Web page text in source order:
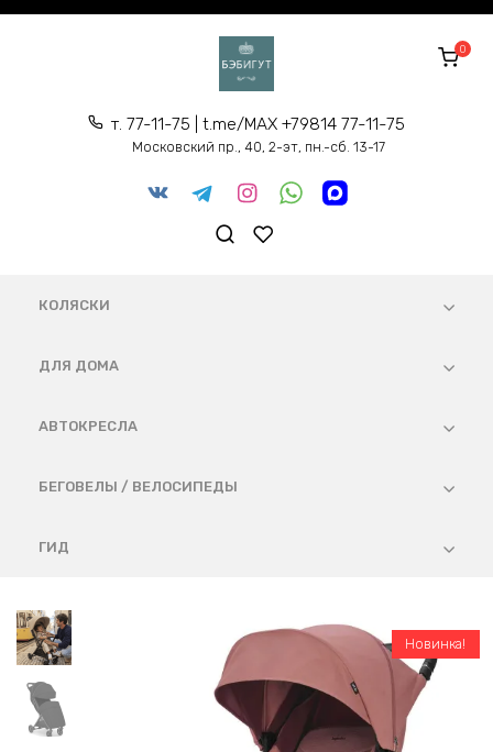
Перейти
т. 77-11-75 | t.me/MAX +79814 77-11-75
Московский пр., 40, 2-эт, пн.-сб. 13-17
0
КОЛЯСКИ
ДЛЯ ДОМА
АВТОКРЕСЛА
БЕГОВЕЛЫ / ВЕЛОСИПЕДЫ
ГИД
Новинка!